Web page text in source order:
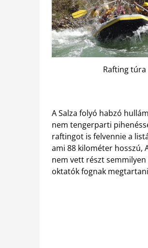
Rafting túra
A Salza folyó habzó
nem tengerparti
raftingot is felvennie a
ami 88 kilométer hosszú,
nem vett részt
oktatók fognak